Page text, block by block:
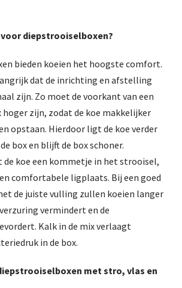
diepstrooiselboxen?
bieden koeien het hoogste comfort.
dat de inrichting en afstelling
zijn. Zo moet de voorkant van een
zijn, zodat de koe makkelijker
opstaan. Hierdoor ligt de koe verder
box en blijft de box schoner.
de koe een kommetje in het strooisel,
comfortabele ligplaats. Bij een goed
de juiste vulling zullen koeien langer
vermindert en de
Kalk in de mix verlaagt
in de box.
met stro, vlas en